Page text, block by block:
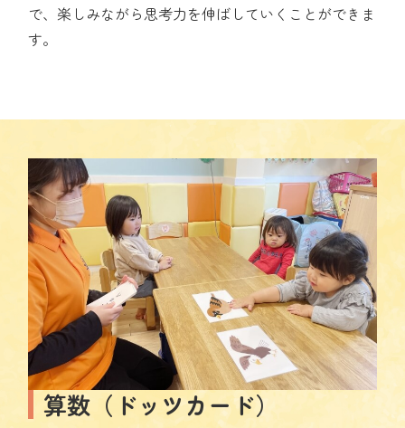
で、楽しみながら思考力を伸ばしていくことができま
す。
算数（ドッツカード）